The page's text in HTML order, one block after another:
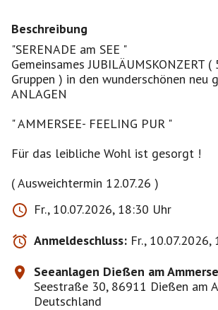
Beschreibung
"SERENADE am SEE "
Gemeinsames JUBILÄUMSKONZERT
Gruppen ) in den wunderschönen neu
ANLAGEN
" AMMERSEE- FEELING PUR "
Für das leibliche Wohl ist gesorgt !
( Ausweichtermin 12.07.26 )
Fr., 10.07.2026, 18:30 Uhr
Anmeldeschluss: Fr., 10.07.2026,
Seeanlagen Dießen am
Seestraße 30, 86911 Dießen am
Deutschland